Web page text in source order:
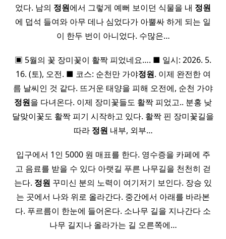
었다. 남의 정원에서 그렇게 예뻐 보이던 식물을 내 정원
에 덥석 들여와 아무 데나 심었다가 아뿔싸 하게 되는 일
이 한두 번이 아니었다. 수많은…
▣ 5월의 꽃 장미꽃이 활짝 피었네요…. ■ 일시: 2026. 5.
16. (토), 오전. ■ 코스: 순천만 가야정원. 이제 완전한 여
름 날씨인 것 같다. 뜨거운 태양을 피해 오전에, 순천 가야
정원을 다녀온다. 이제 장미꽃들도 활짝 피었고.. 분홍 낮
달맞이꽃도 활짝 피기 시작하고 있다. 활짝 핀 장미꽃길을
따라 정원 내부, 외부…
입구에서 1인 5000 원 매표를 한다. 영수증을 카페에 주
고 음료를 받을 수 있다 아랫길 푸른 나무길을 천천히 걷
는다. 정원 꾸미신 분의 노력이 여기저기 보인다. 장승 있
는 곳에서 나와 위로 올라간다. 중간에서 아래를 바라본
다. 푸르름이 한눈에 들어온다. 소나무 길을 지나간다 소
나무 길지나 올라가는 길 오른쪽에…